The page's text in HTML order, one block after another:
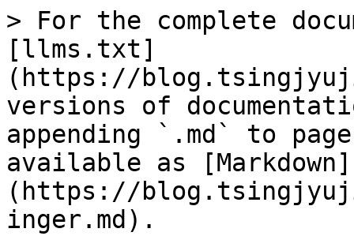
> For the complete
[llms.txt]
(https://
versions of
appending `.md` to
available as [Markdown]
(https://
inger.md).